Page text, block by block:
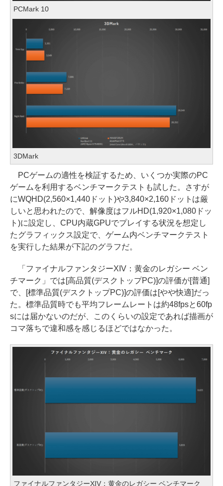
PCMark 10
3DMark
PCゲームの適性を検証するため、いくつか実際のPC
ゲームを利用するベンチマークテストも試した。さすが
にWQHD(2,560×1,440ドット)や3,840×2,160ドットは厳
しいと思われたので、解像度はフルHD(1,920×1,080ドッ
ト)に設定し、CPU内蔵GPUでプレイする状況を想定し
たグラフィックス設定で、ゲーム内ベンチマークテスト
を実行した結果が下記のグラフだ。
「ファイナルファンタジーXIV：黄金のレガシー ベン
チマーク」では[高品質(デスクトップPC)]の評価が[普通]
で、[標準品質(デスクトップPC)]の評価は[やや快適]だっ
た。標準品質時でも平均フレームレートは約48fpsと60fp
sには届かないのだが、このくらいの設定であれば描画が
コマ落ちで違和感を感じるほどではなかった。
ファイナルファンタジーXIV：黄金のレガシー ベンチマーク